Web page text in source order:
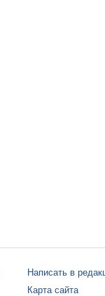
Написать в
Карта сайта